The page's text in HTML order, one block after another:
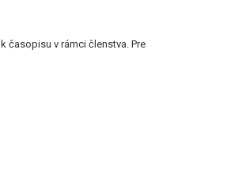
časopisu v rámci členstva. Pre